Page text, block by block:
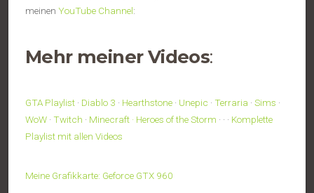
meinen YouTube Channel:
Mehr meinerVideos:
GTA Playlist · Diablo 3 · Hearthstone · Unepic · Terraria · Sims ·
WoW · Twitch · Minecraft · Heroes of the Storm · · · Komplette
Playlist mit allen Videos
Meine Grafikkarte: Geforce GTX 960